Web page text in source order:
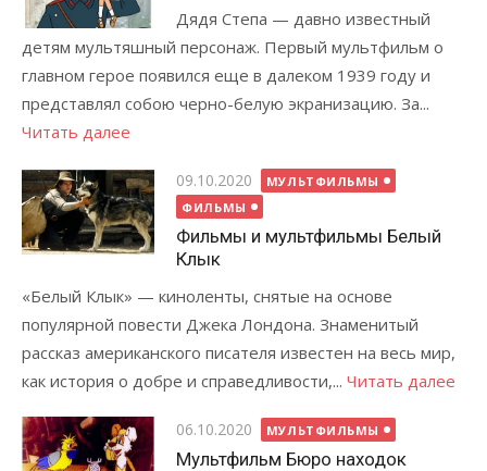
Дядя Степа — давно известный
детям мультяшный персонаж. Первый мультфильм о
главном герое появился еще в далеком 1939 году и
представлял собою черно-белую экранизацию. За...
Читать далее
Posted
on
09.10.2020
МУЛЬТФИЛЬМЫ
ФИЛЬМЫ
Фильмы и мультфильмы Белый
Клык
«Белый Клык» — киноленты, снятые на основе
популярной повести Джека Лондона. Знаменитый
рассказ американского писателя известен на весь мир,
как история о добре и справедливости,... Читать далее
Posted
on
06.10.2020 МУЛЬТФИЛЬМЫ
Мультфильм Бюро находок